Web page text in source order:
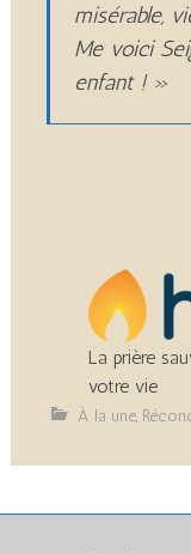
misérable,
Me voici
enfant ! »
La prière
votre vie
À la une,